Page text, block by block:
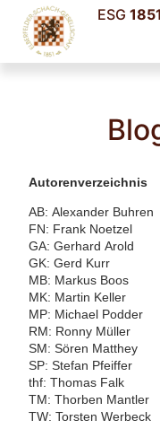
ESG1851
Autorenverzeichnis
AB: Alexander Buhren
FN: Frank Noetzel
GA: Gerhard Arold
GK: Gerd Kurr
MB: Markus Boos
MK: Martin Keller
MP: Michael Podder
RM: Ronny Müller
SM: Sören Matthey
SP: Stefan Pfeiffer
thf: Thomas Falk
TM: Thorben Mantler
TW: Torsten Werbeck